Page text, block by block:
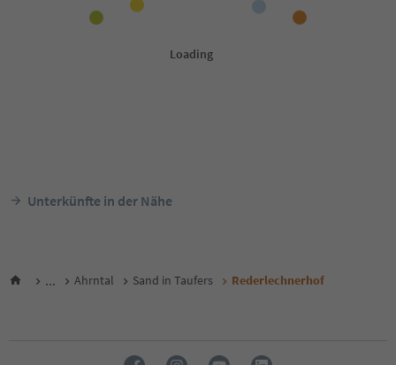
Unterkünfte in der Nähe
... Ahrntal Sand in Taufers Rederlechnerhof